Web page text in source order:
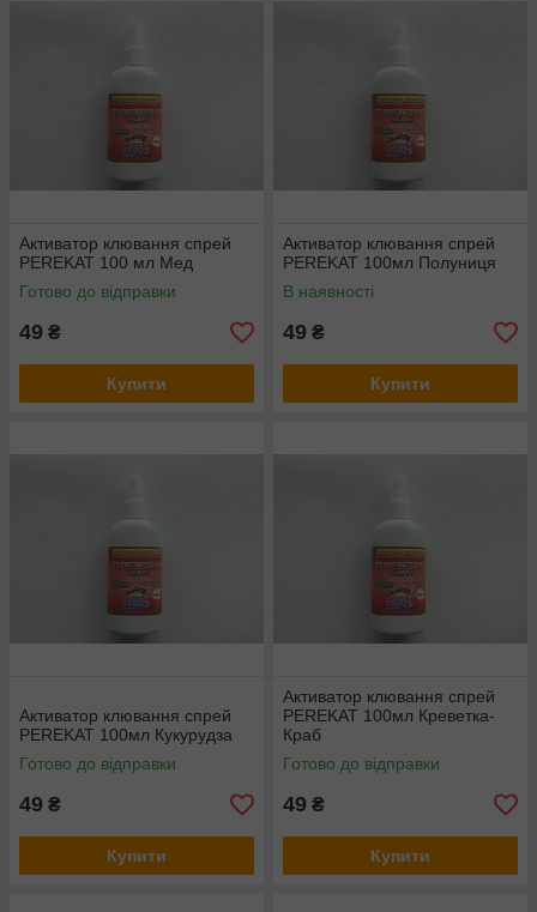
Активатор клювання спрей
PEREKAT 100 мл Мед
Готово до відправки
49 ₴
Купити
Активатор клювання спрей
PEREKAT 100мл Полуниця
В наявності
49 ₴
Купити
Активатор клювання спрей
PEREKAT 100мл Кукурудза
Готово до відправки
49 ₴
Купити
Активатор клювання спрей
PEREKAT 100мл Креветка-
Краб
Готово до відправки
49 ₴
Купити